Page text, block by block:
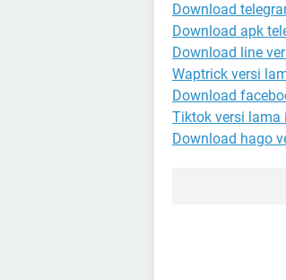
Download
Download apk
Download line
Waptrick versi
Download
Tiktok versi lama
Download hago